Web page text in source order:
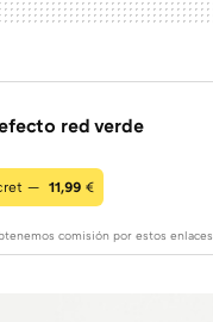
red verde
— 11,99 €
comisión por estos enlaces